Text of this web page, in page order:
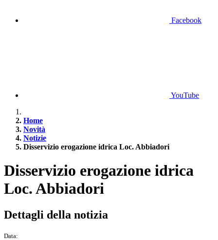
Facebook
YouTube
Home
Novità
Notizie
Disservizio erogazione idrica Loc. Abbiadori
Disservizio erogazione idrica
Loc. Abbiadori
Dettagli della notizia
Data: